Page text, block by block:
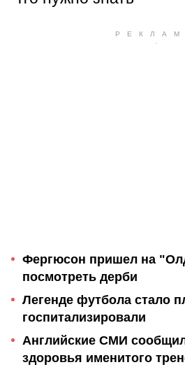
Фергюсон пришел на
посмотреть дерби
Легенде футбола стало
госпитализировали
Английские СМИ
здоровья именитого